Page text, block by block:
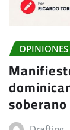
OPINIONES
soberano